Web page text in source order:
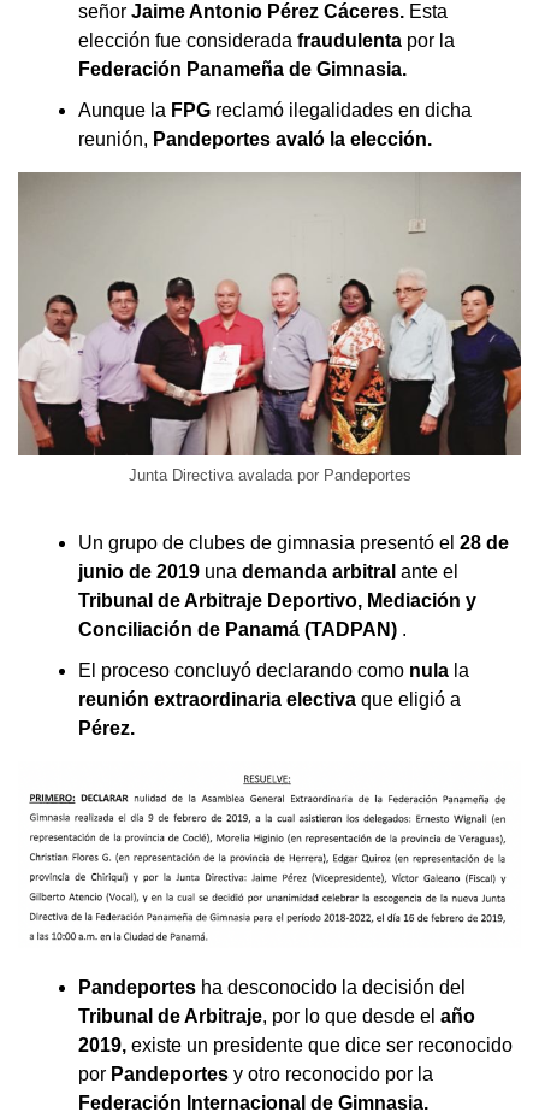
señor Jaime Antonio Pérez Cáceres. Esta
elección fue considerada fraudulenta por la
Federación Panameña de Gimnasia.
Aunque la FPG reclamó ilegalidades en dicha
reunión, Pandeportes avaló la elección.
Junta Directiva avalada por Pandeportes
Un grupo de clubes de gimnasia presentó el 28 de
junio de 2019 una demanda arbitral ante el
Tribunal de Arbitraje Deportivo, Mediación y
Conciliación de Panamá (TADPAN) .
El proceso concluyó declarando como nula la
reunión extraordinaria electiva que eligió a
Pérez.
Pandeportes ha desconocido la decisión del
Tribunal de Arbitraje, por lo que desde el año
2019, existe un presidente que dice ser reconocido
por Pandeportes y otro reconocido por la
Federación Internacional de Gimnasia.